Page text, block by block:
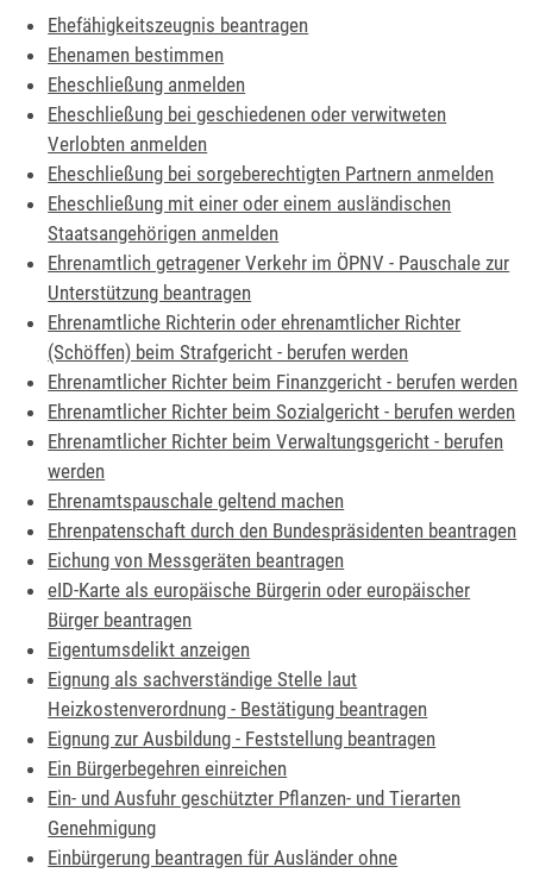
Ehefähigkeitszeugnis beantragen
Ehenamen bestimmen
Eheschließung anmelden
Eheschließung bei geschiedenen oder verwitweten
Verlobten anmelden
Eheschließung bei sorgeberechtigten Partnern anmelden
Eheschließung mit einer oder einem ausländischen
Staatsangehörigen anmelden
Ehrenamtlich getragener Verkehr im ÖPNV - Pauschale zur
Unterstützung beantragen
Ehrenamtliche Richterin oder ehrenamtlicher Richter
(Schöffen) beim Strafgericht - berufen werden
Ehrenamtlicher Richter beim Finanzgericht - berufen werden
Ehrenamtlicher Richter beim Sozialgericht - berufen werden
Ehrenamtlicher Richter beim Verwaltungsgericht - berufen
werden
Ehrenamtspauschale geltend machen
Ehrenpatenschaft durch den Bundespräsidenten beantragen
Eichung von Messgeräten beantragen
eID-Karte als europäische Bürgerin oder europäischer
Bürger beantragen
Eigentumsdelikt anzeigen
Eignung als sachverständige Stelle laut
Heizkostenverordnung - Bestätigung beantragen
Eignung zur Ausbildung - Feststellung beantragen
Ein Bürgerbegehren einreichen
Ein- und Ausfuhr geschützter Pflanzen- und Tierarten
Genehmigung
Einbürgerung beantragen für Ausländer ohne